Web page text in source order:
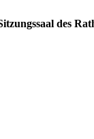
des